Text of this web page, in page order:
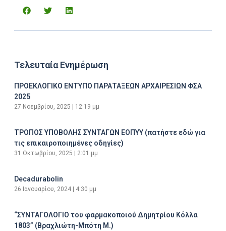
Τελευταία Ενημέρωση
ΠΡΟΕΚΛΟΓΙΚΟ ΕΝΤΥΠΟ ΠΑΡΑΤΑΞΕΩΝ ΑΡΧΑΙΡΕΣΙΩΝ ΦΣΑ
2025
27 Νοεμβρίου, 2025 12:19 μμ
ΤΡΟΠΟΣ ΥΠΟΒΟΛΗΣ ΣΥΝΤΑΓΩΝ ΕΟΠΥΥ (πατήστε εδώ για
τις επικαιροποιημένες οδηγίες)
31 Οκτωβρίου, 2025 2:01 μμ
Decadurabolin
26 Ιανουαρίου, 2024 4:30 μμ
“ΣΥΝΤΑΓΟΛΟΓΙΟ του φαρμακοποιού Δημητρίου Κόλλα
1803” (Βραχλιώτη-Μπότη Μ.)